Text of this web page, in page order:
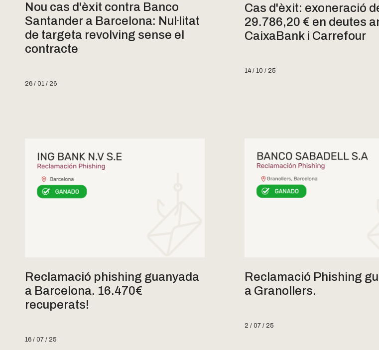
Nou cas d'èxit contra Banco
Santander a Barcelona: Nul·litat
de targeta revolving sense el
contracte
26 / 01 / 26
Cas d'èxit: exoneració
29.786,20 € en deutes
CaixaBank i Carrefour
14 / 10 / 25
Reclamació phishing guanyada
a Barcelona. 16.470€
recuperats!
16 / 07 / 25
Reclamació Phishing
a Granollers.
2 / 07 / 25